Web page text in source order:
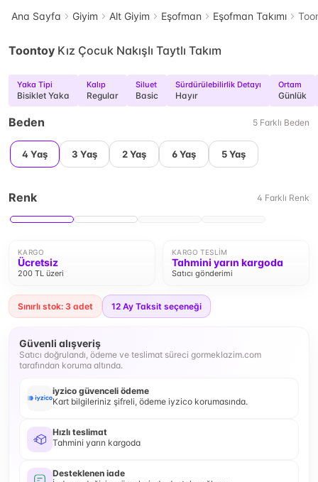
Ana Sayfa Giyim Alt Giyim Eşofman Eşofman Takımı
Toontoy Kız Çocuk Nakışlı Taytlı Takım
Yaka Tipi
Bisiklet Yaka
Kalıp
Regular
Siluet
Basic
Sürdürülebilirlik Detayı
Hayır
Ortam
Günlük
Beden 5 Farklı Beden
4 Yaş 3 Yaş 2 Yaş 6 Yaş 5 Yaş
Renk 4 Farklı Renk
KARGO
Ücretsiz
200 TL üzeri
KARGO TESLIM
Tahmini yarın kargoda
Satıcı gönderimi
Sınırlı stok: 3 adet 12 Ay Taksit seçeneği
Güvenli alışveriş
Satıcı doğrulandı, ödeme ve teslimat süreci gormeklazim.com
tarafından koruma altında.
iyzico güvenceli ödeme
Kart bilgileriniz şifreli, ödeme iyzico korumasında.
Hızlı teslimat
Tahmini yarın kargoda
Desteklenen iade